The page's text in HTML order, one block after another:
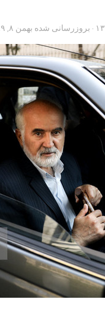
· بروزرسانی شده بهمن ۸, ۱۳۹۹